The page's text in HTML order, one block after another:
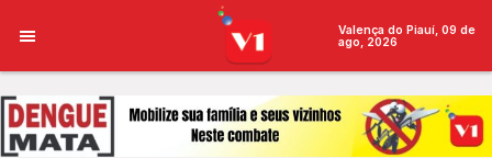
Valença do Piauí, 09 de
ago, 2026